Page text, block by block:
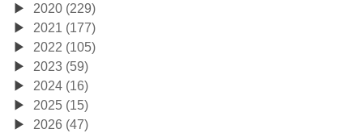
2020 (229)
2021 (177)
2022 (105)
2023 (59)
2024 (16)
2025 (15)
2026 (47)